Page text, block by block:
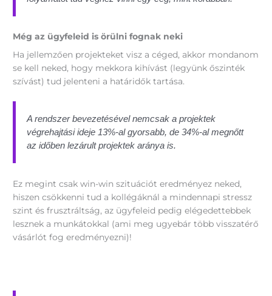
Még az ügyfeleid is örülni fognak neki
Ha jellemzően projekteket visz a céged, akkor mondanom
se kell neked, hogy mekkora kihívást (legyünk őszinték
szívást) tud jelenteni a határidők tartása.
A rendszer bevezetésével nemcsak a projektek
végrehajtási ideje 13%-al gyorsabb, de 34%-al megnőtt
az időben lezárult projektek aránya is.
Ez megint csak win-win szituációt eredményez neked,
hiszen csökkenni tud a kollégáknál a mindennapi stressz
szint és frusztráltság, az ügyfeleid pedig elégedettebbek
lesznek a munkátokkal (ami meg ugyebár több visszatérő
vásárlót fog eredményezni)!